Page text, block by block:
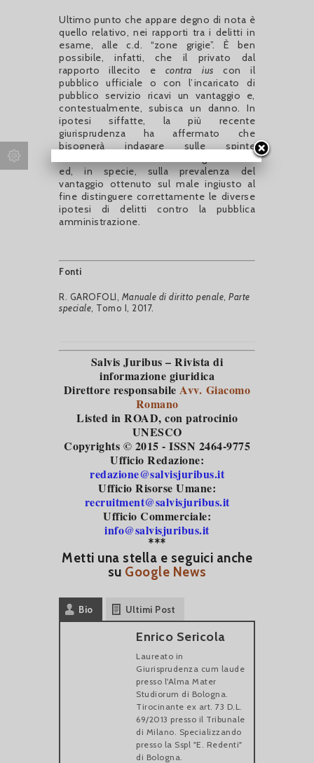
Ultimo punto che appare degno di nota è
quello relativo, nei rapporti tra i delitti in
esame, alle c.d. “zone grigie”. È ben
possibile, infatti, che il privato dal
rapporto illecito e contra ius con il
pubblico ufficiale o con l’incaricato di
pubblico servizio ricavi un vantaggio e,
contestualmente, subisca un danno. In
ipotesi siffatte, la più recente
giurisprudenza ha affermato che
bisognerà indagare sulle spinte
motivazionali e sui dati di significatività
ed, in specie, sulla prevalenza del
vantaggio ottenuto sul male ingiusto al
fine distinguere correttamente le diverse
ipotesi di delitti contro la pubblica
amministrazione.
Fonti
R. GAROFOLI, Manuale di diritto penale Parte
speciale , Tomo I, 2017.
Salvis Juribus – Rivista di
informazione giuridica
Direttore responsabileAvv. Giacomo
Romano
Listed in ROAD, con patrocinio
UNESCO
Copyrights © 2015 - ISSN 2464-9775
Ufficio Redazione:
redazione@salvisjuribus.it
Ufficio Risorse Umane:
recruitment@salvisjuribus.it
Ufficio Commerciale:
info@salvisjuribus.it
***
Metti una stella e seguici anche
su Google News
Bio Ultimi Post
Enrico Sericola
Laureato in
Giurisprudenza cum laude
presso l'Alma Mater
Studiorum di Bologna.
Tirocinante ex art. 73 D.L.
69/2013 presso il Tribunale
di Milano. Specializzando
presso la Sspl "E. Redenti"
di Bologna.